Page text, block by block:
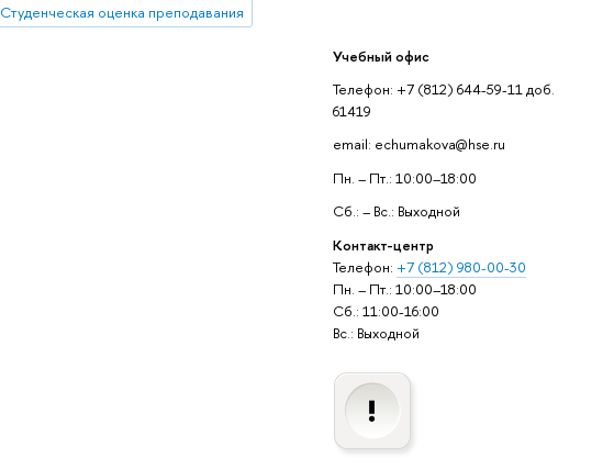
Учебный офис
Телефон: +7 (812) 644-59-11 доб.
61419
email: echumakova@hse.ru
Пн. – Пт.: 10:00–18:00
Сб.: – Вс.: Выходной
Контакт-центр
Телефон: +7 (812) 980-00-30
Пн. – Пт.: 10:00–18:00
Сб.: 11:00-16:00
Вс.: Выходной
Студенческая оценка преподавания